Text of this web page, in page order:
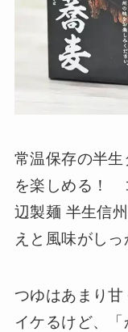
常温保存の半
を楽しめる！
辺製麺 半生信
えと風味がしっ
つゆはあまり
イケるけど、